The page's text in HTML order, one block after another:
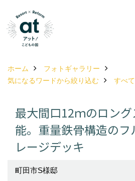
ホーム
フォトギャラリー
気になるワードから絞り込む
すべて
最大間口12ｍのロン
能。重量鉄骨構造のフ
レージデッキ
町田市S様邸